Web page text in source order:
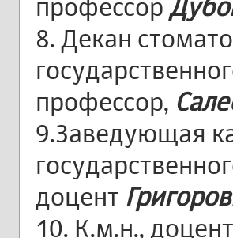
профессор
8. Декан
профессор,
9.Заведующая
доцент
10. К.м.н.,